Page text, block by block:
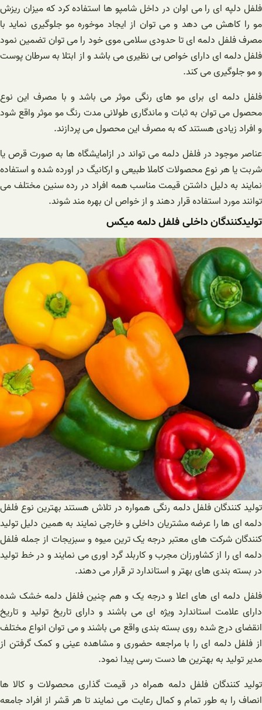
فلفل دلپه ای را می اوان در داخل شامپو ها استفاده کرد که میزان ریزش
مو را کاهش می دهد و می توان از ایجاد موخوره مو جلوگیری نماید با
مصرف فلفل دلمه ای تا حدودی سلامی موی خود را می توان تضمین نمود
فلفل دلمه ای دارای خواص بی نظیری می باشد و از ابتلا به سرطان پوست
و مو جلوگیری می کند.
فلفل دلمه ای برای مو های رنگی موثر می باشد و با مصرف این نوع
محصول می توان به ثبات و ماندگاری طولانی مدت رنگ مو موثر واقع شود
و افراد زیادی هستند که به مصرف این محصول می پردازند.
عناصر موجود در فلفل دلمه می تواند در ازامایشگاه ها به صورت قرص یا
شربت یا هر نوع محصولات کاملا طبیعی و ارکانیگ در اورده شده و استفاده
نمایند به دلیل داشتن قیمت مناسب همه افراد در رده سنین مختلف می
توانند مورد استفاده قرار دهند و از خواص ان بهره مند شوند.
تولیدکنندگان داخلی فلفل دلمه میکس
تولید کنندگان فلفل دلمه رنگی همواره در تلاش هستند بهترین نوع فلفل
دلمه ای ها را عرضه مشتریان داخلی و خارجی نمایند به همین دلیل تولید
کنندگان شرکت های معتبر درجه یک ترین میوه و سبزیجات از جمله فلفل
دلمه ای را از کشاورزان مجرب و کاربلد گرد اوری می نمایند و در خط تولید
در بسته بندی های بهتر و استاندارد تر قرار می دهند.
فلفل دلمه ای های اعلا و درجه یک و هم چنین فلفل دلمه خشک شده
دارای علامت استاندارد ویژه ای می باشند و دارای تاریخ تولید و تاریخ
انقضای درج شده روی بسته بندی واقع می باشند و می توان انواع مختلف
از فلفل دلمه ای را با مراجعه حضوری و مشاهده عینی و کمک گرفتن از
مدیر تولید به بهترین ها دست رسی پیدا نمود.
تولید کنندگان فلفل دلمه همراه در قیمت گذاری محصولات و کالا ها
انصاف را به طور تمام و کمال رعایت می نمایند تا هر قشر از افراد جامعه